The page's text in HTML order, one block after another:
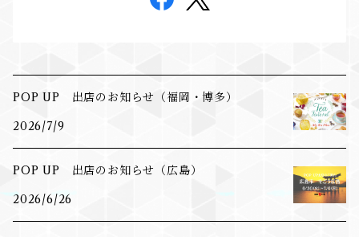
POP UP 出店のお知らせ（福岡・博多）
2026/7/9
POP UP 出店のお知らせ（広島）
2026/6/26